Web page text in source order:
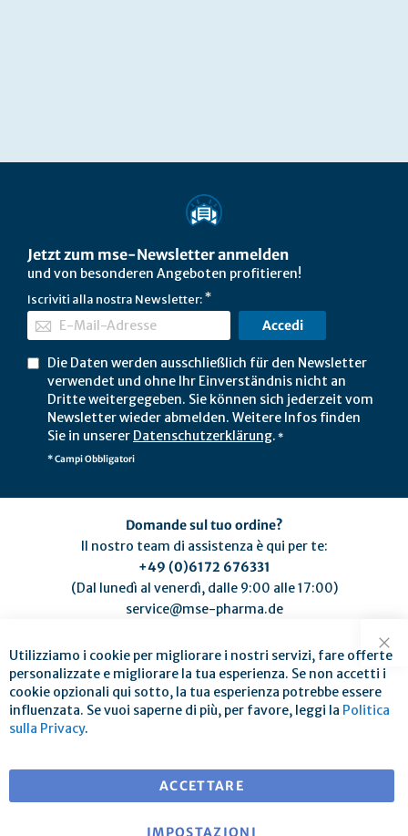
Jetzt zum mse-Newsletter anmelden
und von besonderen Angeboten profitieren!
Iscriviti alla nostra Newsletter:
Accedi
Die Daten werden ausschließlich für den Newsletter
verwendet und ohne Ihr Einverständnis nicht an
Dritte weitergegeben. Sie können sich jederzeit vom
Newsletter wieder abmelden. Weitere Infos finden
Sie in unserer Datenschutzerklärung. *
* Campi Obbligatori
Domande sul tuo ordine?
Il nostro team di assistenza è qui per te:
+49 (0)6172 676331
(Dal lunedì al venerdì, dalle 9:00 alle 17:00)
service@mse-pharma.de
Spedizione gratuita per ordini superiori a € 25
Utilizziamo i cookie per migliorare i nostri servizi, fare offerte
personalizzate e migliorare la tua esperienza. Se non accetti i
cookie opzionali qui sotto, la tua esperienza potrebbe essere
influenzata. Se vuoi saperne di più, per favore, leggi la Politica
sulla Privacy.
ACCETTARE
IMPOSTAZIONI